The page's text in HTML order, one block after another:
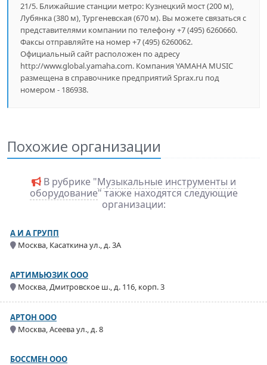
21/5. Ближайшие станции метро: Кузнецкий мост (200 м),
Лубянка (380 м), Тургеневская (670 м). Вы можете связаться с
представителями компании по телефону +7 (495) 6260660.
Факсы отправляйте на номер +7 (495) 6260062.
Официальный сайт расположен по адресу
http://www.global.yamaha.com. Компания YAMAHA MUSIC
размещена в справочнике предприятий Sprax.ru под
номером - 186938.
Похожие организации
В рубрике "Музыкальные инструменты и
оборудование" также находятся следующие
организации:
А И А ГРУПП
Москва, Касаткина ул., д. 3А
АРТИМЬЮЗИК ООО
Москва, Дмитровское ш., д. 116, корп. 3
АРТОН ООО
Москва, Асеева ул., д. 8
БОССМЕН ООО